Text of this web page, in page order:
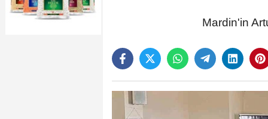
Mardin'in